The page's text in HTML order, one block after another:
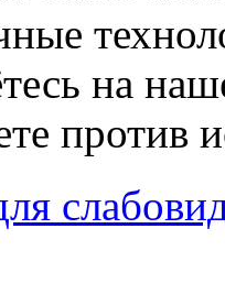
на
против